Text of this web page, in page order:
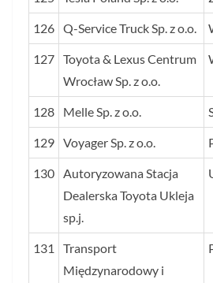
126 Q-Service Truck Sp. z o.o.
127 Toyota & Lexus Centrum
Wrocław Sp. z o.o.
128 Melle Sp. z o.o.
129 Voyager Sp. z o.o.
130
Autoryzowana Stacja
Dealerska Toyota Ukleja
sp.j.
131
Transport
Międzynarodowy i